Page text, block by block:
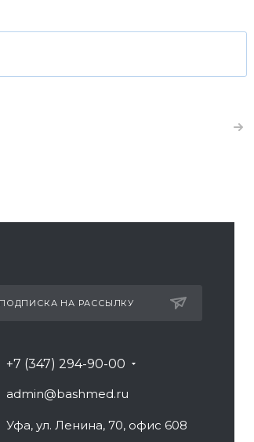
ПОДПИСКА НА РАССЫЛКУ
+7 (347) 294-90-00
admin@bashmed.ru
Уфа, ул. Ленина, 70, офис 608